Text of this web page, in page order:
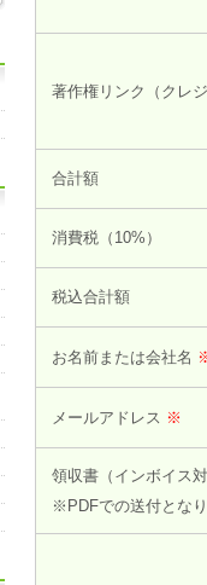
著作権リンク（クレ
合計額
消費税（10%）
税込合計額
お名前または会社名
メールアドレス ※
領収書（インボイス
※PDFでの送付とな